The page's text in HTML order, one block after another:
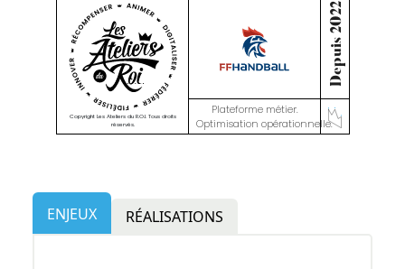
Copyright Les Ateliers du R.O.I. Tous droits
réservés.
Depuis 2022
Plateforme métier.
Optimisation opérationnelle.
ENJEUX RÉALISATIONS